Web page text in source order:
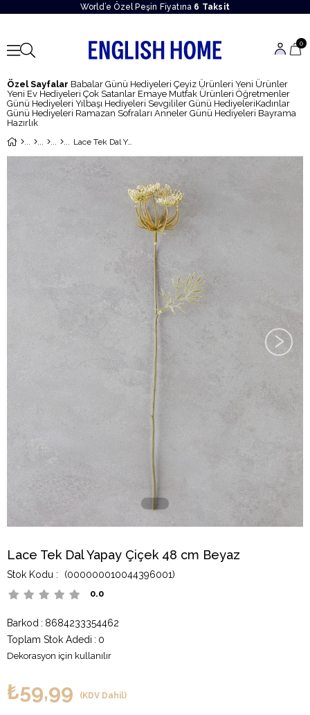
World’e Özel Peşin Fiyatına 6 Taksit
0
Özel Sayfalar Babalar Günü Hediyeleri Çeyiz Ürünleri Yeni Ürünler
Yeni Ev Hediyeleri Çok Satanlar Emaye Mutfak Ürünleri Öğretmenler
Günü Hediyeleri Yılbaşı Hediyeleri Sevgililer Günü HediyeleriKadınlar
Günü Hediyeleri Ramazan Sofraları Anneler Günü Hediyeleri Bayrama
Hazırlık
Lace Tek Dal Yapay Çiçek 48 cm Beyaz
›
Lace Tek Dal Yapay Çiçek 48 cm Beyaz
(000000010044396001)
0.0
Barkod : 8684233354462
Toplam Stok Adedi : 0
Dekorasyon için kullanılır
₺59,99 (KDV Dahil)